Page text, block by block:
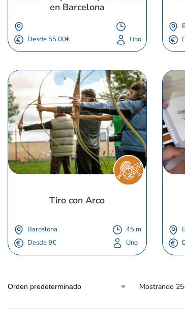
en Barcelona
Desde 55.00€ Uno
Tiro con Arco
Barcelona
Desde 9€
45 m
Uno
Mostrando